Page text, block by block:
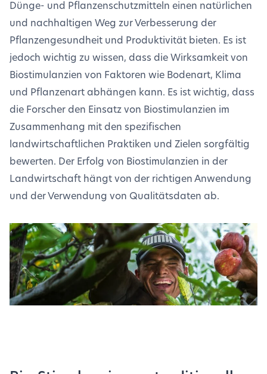
Dünge- und Pflanzenschutzmitteln einen natürlichen
und nachhaltigen Weg zur Verbesserung der
Pflanzengesundheit und Produktivität bieten. Es ist
jedoch wichtig zu wissen, dass die Wirksamkeit von
Biostimulanzien von Faktoren wie Bodenart, Klima
und Pflanzenart abhängen kann. Es ist wichtig, dass
die Forscher den Einsatz von Biostimulanzien im
Zusammenhang mit den spezifischen
landwirtschaftlichen Praktiken und Zielen sorgfältig
bewerten. Der Erfolg von Biostimulanzien in der
Landwirtschaft hängt von der richtigen Anwendung
und der Verwendung von Qualitätsdaten ab.